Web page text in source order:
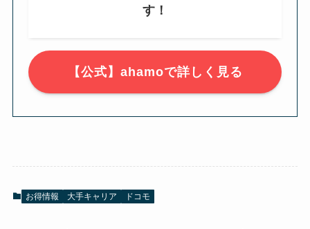
す！
【公式】ahamoで詳しく見る
お得情報 大手キャリア ドコモ